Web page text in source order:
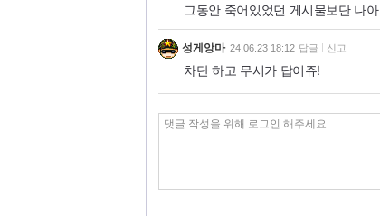
그동안 죽어있었던 게시물보단 나아
성게앙마 24.06.23 18:12 답글 신고
차단 하고 무시가 답이쥬!